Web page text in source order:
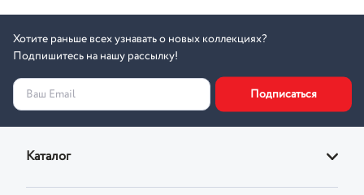
Хотите раньше всех узнавать о новых коллекциях?
Подпишитесь на нашу рассылку!
Ваш Email Подписаться
Каталог